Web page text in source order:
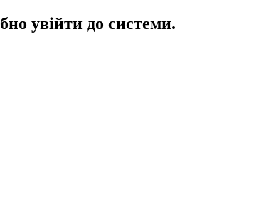
увійти до системи.